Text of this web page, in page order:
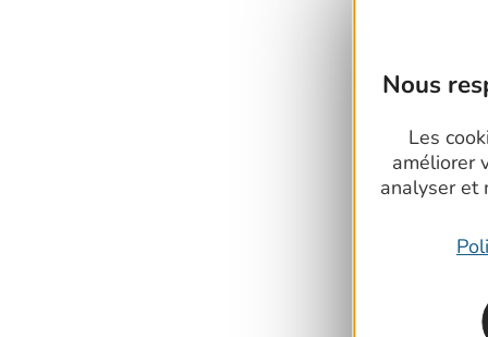
Nous
Les
améliorer
analyser et